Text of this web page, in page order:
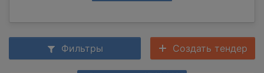
Фильтры Создать тендер